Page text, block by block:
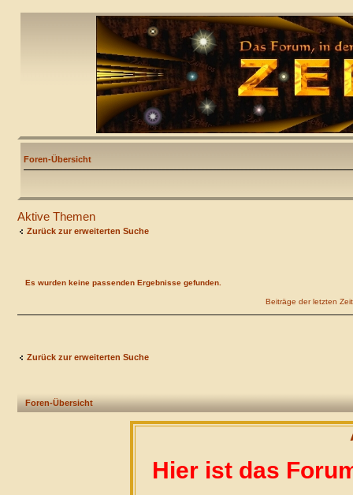
Foren-Übersicht
Aktive Themen
Zurück zur erweiterten Suche
Es wurden keine passenden Ergebnisse gefunden.
Beiträge der letzten
Zurück zur erweiterten Suche
Foren-Übersicht
Hier ist das